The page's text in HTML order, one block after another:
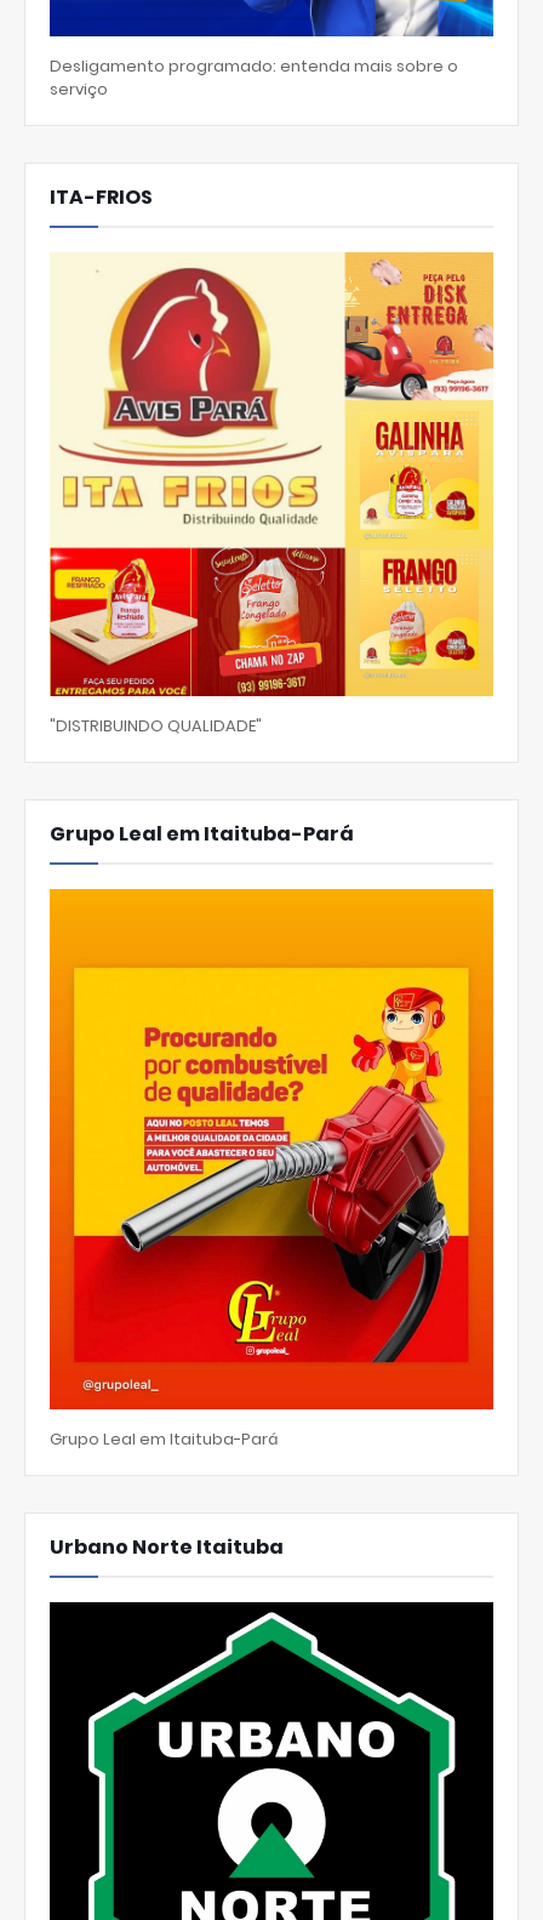
Desligamento programado: entenda mais sobre o
serviço
ITA-FRIOS
"DISTRIBUINDO QUALIDADE"
Grupo Leal em Itaituba-Pará
Grupo Leal em Itaituba-Pará
Urbano Norte Itaituba